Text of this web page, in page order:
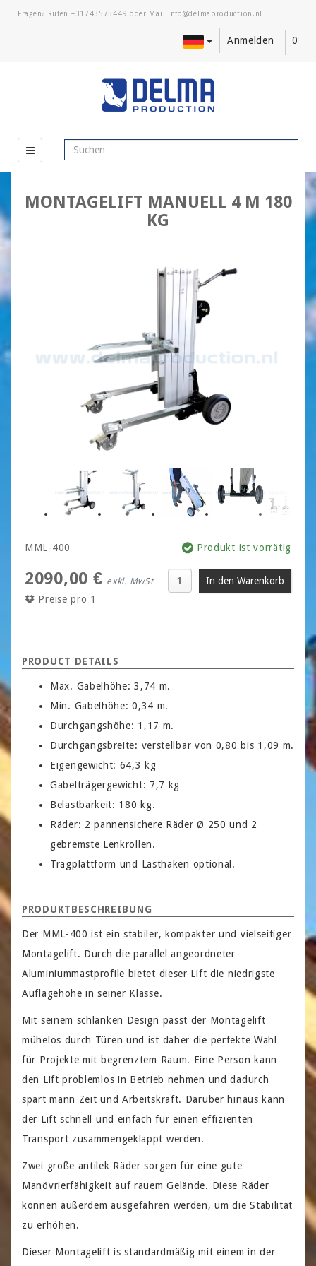
Fragen? Rufen +31743575449 oder Mail
Anmelden 0
MONTAGELIFT MANUELL 4 M 180
KG
MML-400 Produkt ist vorrätig
2090,00 € exkl. MwSt
Preise pro 1
PRODUCT DETAILS
Max. Gabelhöhe: 3,74 m.
Min. Gabelhöhe: 0,34 m.
Durchgangshöhe: 1,17 m.
Durchgangsbreite: verstellbar von 0,80 bis 1,09 m.
Eigengewicht: 64,3 kg
Gabelträgergewicht: 7,7 kg
Belastbarkeit: 180 kg.
Räder: 2 pannensichere Räder Ø 250 und 2
gebremste Lenkrollen.
Tragplattform und Lasthaken optional.
PRODUKTBESCHREIBUNG
Der MML-400 ist ein stabiler, kompakter und vielseitiger
Montagelift. Durch die parallel angeordneter
Aluminiummastprofile bietet dieser Lift die niedrigste
Auflagehöhe in seiner Klasse.
Mit seinem schlanken Design passt der Montagelift
mühelos durch Türen und ist daher die perfekte Wahl
für Projekte mit begrenztem Raum. Eine Person kann
den Lift problemlos in Betrieb nehmen und dadurch
spart mann Zeit und Arbeitskraft. Darüber hinaus kann
der Lift schnell und einfach für einen effizienten
Transport zusammengeklappt werden.
Zwei große antilek Räder sorgen für eine gute
Manövrierfähigkeit auf rauem Gelände. Diese Räder
können außerdem ausgefahren werden, um die Stabilität
zu erhöhen.
Dieser Montagelift is standardmäßig mit einem in der